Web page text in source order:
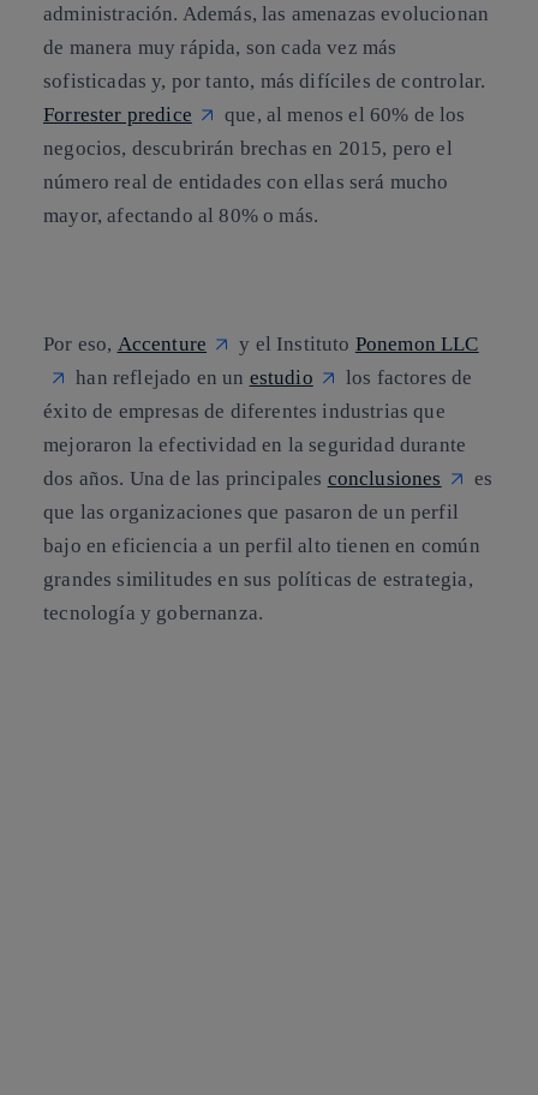
administración. Además, las amenazas evolucionan
de manera muy rápida, son cada vez más
sofisticadas y, por tanto, más difíciles de controlar.
Forrester predice
que, al menos el 60% de los
negocios, descubrirán brechas en 2015, pero el
número real de entidades con ellas será mucho
mayor, afectando al 80% o más.
Por eso, Accenture y el Instituto Ponemon LLC
han reflejado en un estudio los factores de
éxito de empresas de diferentes industrias que
mejoraron la efectividad en la seguridad durante
dos años. Una de las principales conclusiones
es
que las organizaciones que pasaron de un perfil
bajo en eficiencia a un perfil alto tienen en común
grandes similitudes en sus políticas de estrategia,
tecnología y gobernanza.